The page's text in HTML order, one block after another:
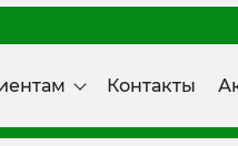
Контакты